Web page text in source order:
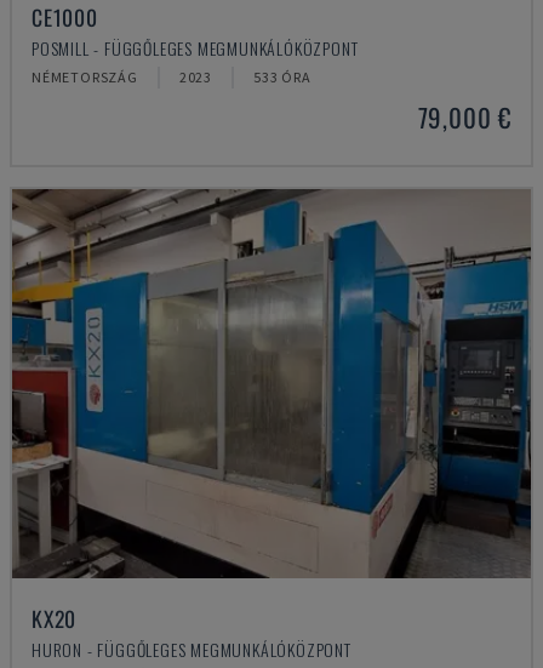
CE1000
POSMILL - FÜGGŐLEGES MEGMUNKÁLÓKÖZPONT
NÉMETORSZÁG 2023 533 ÓRA
79,000 €
KX20
HURON - FÜGGŐLEGES MEGMUNKÁLÓKÖZPONT